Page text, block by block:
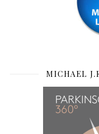
MICHAEL